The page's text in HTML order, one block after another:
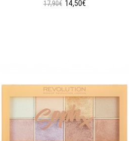
17,90€ 14,50€